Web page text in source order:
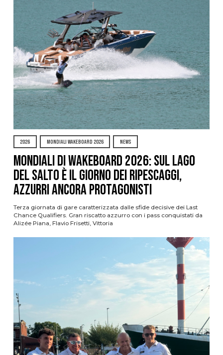
2026 MONDIALI WAKEBOARD 2026 NEWS
Mondiali di Wakeboard 2026: sul Lago
del Salto è il giorno dei ripescaggi,
azzurri ancora protagonisti
Terza giornata di gare caratterizzata dalle sfide decisive dei Last
Chance Qualifiers. Gran riscatto azzurro con i pass conquistati da
Alizée Piana, Flavio Frisetti, Vittoria